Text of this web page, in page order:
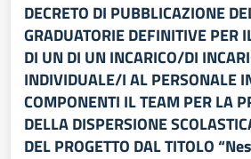
DECRETO DI PUBBLICAZIONE
GRADUATORIE DEFINITIVE PER
DI UN DI UN INCARICO/DI
INDIVIDUALE/I AL PERSONALE
COMPONENTI IL TEAM PER LA
DELLA DISPERSIONE
DEL PROGETTO DAL TITOLO